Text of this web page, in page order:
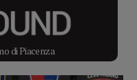
di Piacenza